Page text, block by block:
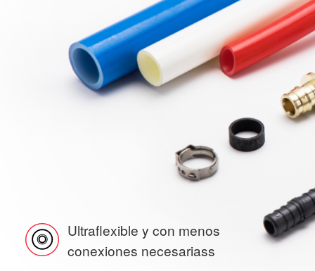
Ultraflexible y con menos
conexiones necesariass